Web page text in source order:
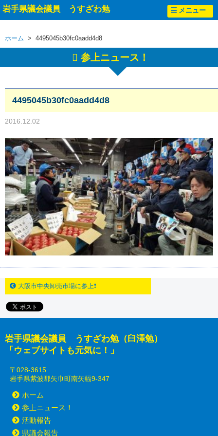
岩手県議会議員 うすざわ勉 メニュー
ホーム > 4495045b30fc0aadd4d8
参上ニュース！
4495045b30fc0aadd4d8
2016.12.02
大阪市中央卸売市場に参上❗
岩手県議会議員 うすざわ勉（臼澤勉）
「ウェブサイトも元気に！」
〒028-3615
岩手県紫波郡矢巾町南矢幅9-347
ホーム
参上ニュース！
活動報告
県議会報告